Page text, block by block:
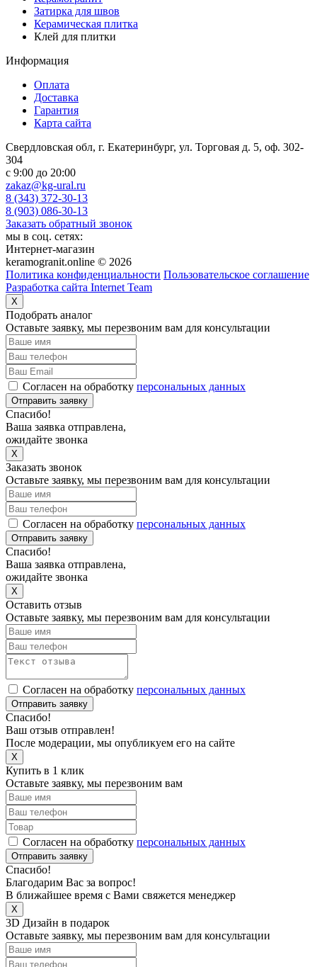
Затирка для швов
Керамическая плитка
Клей для плитки
Информация
Оплата
Доставка
Гарантия
Карта сайта
Свердловская обл, г. Екатеринбург, ул. Торговая д. 5, оф. 302-
304
c 9:00 до 20:00
zakaz@kg-ural.ru
8 (343) 372-30-13
8 (903) 086-30-13
Заказать обратный звонок
мы в соц. сетях:
Интернет-магазин
keramogranit.online © 2026
Политика конфиденциальности Пользовательское соглашение
Разработка сайта Internet Team
X
Подобрать аналог
Оставьте заявку, мы перезвоним вам для консультации
Согласен на обработку персональных данных
Отправить заявку
Спасибо!
Ваша заявка отправлена,
ожидайте звонка
X
Заказать звонок
Оставьте заявку, мы перезвоним вам для консультации
Согласен на обработку персональных данных
Отправить заявку
Спасибо!
Ваша заявка отправлена,
ожидайте звонка
X
Оставить отзыв
Оставьте заявку, мы перезвоним вам для консультации
Согласен на обработку персональных данных
Отправить заявку
Спасибо!
Ваш отзыв отправлен!
После модерации, мы опубликуем его на сайте
X
Купить в 1 клик
Оставьте заявку, мы перезвоним вам
Согласен на обработку персональных данных
Отправить заявку
Спасибо!
Благодарим Вас за вопрос!
В ближайшее время с Вами свяжется менеджер
X
3D Дизайн в подарок
Оставьте заявку, мы перезвоним вам для консультации